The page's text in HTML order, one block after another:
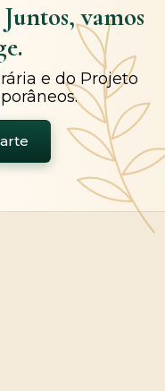
Juntos, vamos
e do Projeto